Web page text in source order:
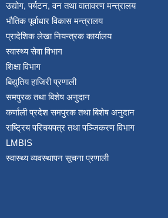
उद्योग, पर्यटन, वन तथा वातावरण मन्त्रालय
भौतिक पूर्वाधार विकास मन्त्रालय
प्रादेशिक लेखा नियन्त्रक कार्यालय
स्वास्थ्य सेवा विभाग
शिक्षा विभाग
बिद्युतिय हाजिरी प्रणाली
समपुरक तथा बिशेष अनुदान
कर्णाली प्रदेश समपुरक तथा बिशेष अनुदान
राष्ट्रिय परिचयपत्र तथा पञ्जिकरण विभाग
LMBIS
स्वास्थ्य व्यवस्थापन सूचना प्रणाली